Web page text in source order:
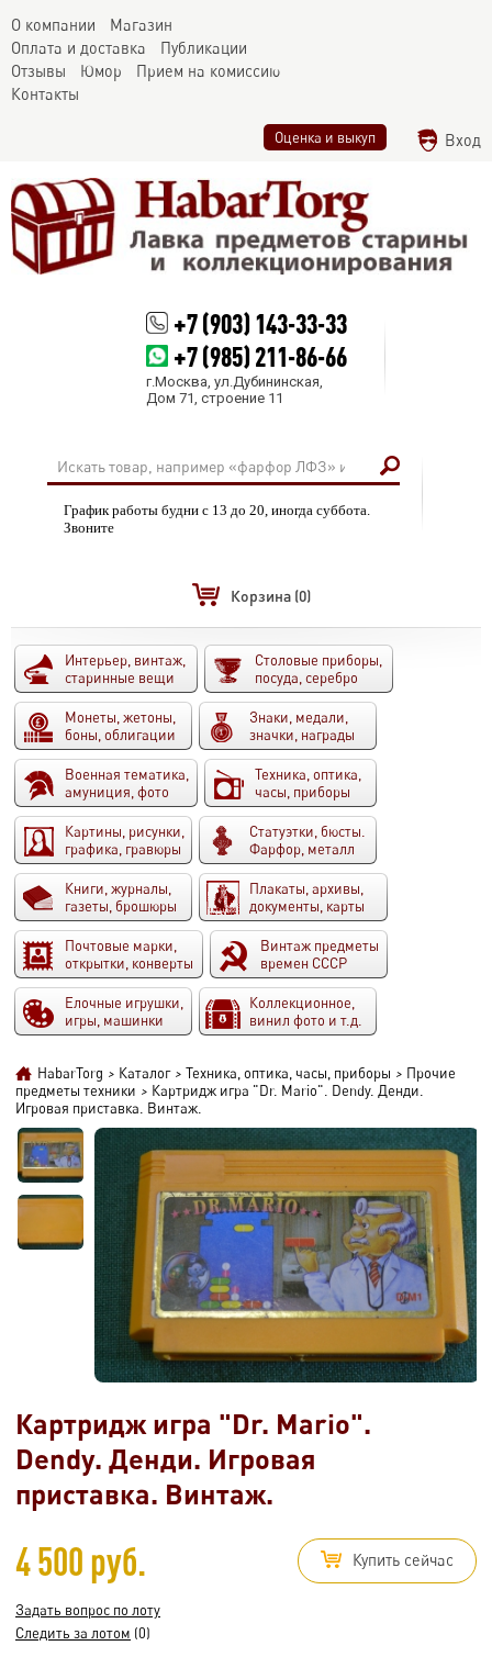
О компании
Магазин
Оплата и доставка
Публикации
Отзывы
Юмор
Прием на комиссию
Контакты
Оценка и выкуп Вход
+7 (903) 143-33-33
+7 (985) 211-86-66
г.Москва, ул.Дубининская,
Дом 71, строение 11
График работы будни с 13 до 20, иногда суббота.
Звоните
Корзина (0)
Интерьер, винтаж,
старинные вещи
Столовые приборы,
посуда, серебро
Монеты, жетоны,
боны, облигации
Знаки, медали,
значки, награды
Военная тематика,
амуниция, фото
Техника, оптика,
часы, приборы
Картины, рисунки,
графика, гравюры
Статуэтки, бюсты.
Фарфор, металл
Книги, журналы,
газеты, брошюры
Плакаты, архивы,
документы, карты
Почтовые марки,
открытки, конверты
Винтаж предметы
времен СССР
Елочные игрушки,
игры, машинки
Коллекционное,
винил фото и т.д.
HabarTorg > Каталог > Техника, оптика, часы, приборы > Прочие
предметы техники > Картридж игра "Dr. Mario". Dendy. Денди.
Игровая приставка. Винтаж.
Картридж игра "Dr. Mario".
Dendy. Денди. Игровая
приставка. Винтаж.
4 500 руб. Купить сейчас
Задать вопрос по лоту
Следить за лотом (0)